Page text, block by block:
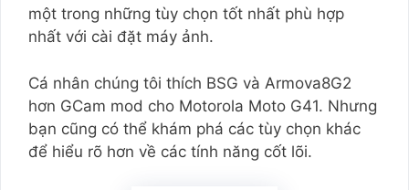
một trong những tùy chọn tốt nhất phù hợp
nhất với cài đặt máy ảnh.
Cá nhân chúng tôi thích BSG và Armova8G2
hơn GCam mod cho Motorola Moto G41. Nhưng
bạn cũng có thể khám phá các tùy chọn khác
để hiểu rõ hơn về các tính năng cốt lõi.